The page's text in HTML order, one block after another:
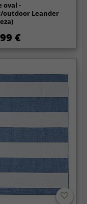
oval -
outdoor Leander
€